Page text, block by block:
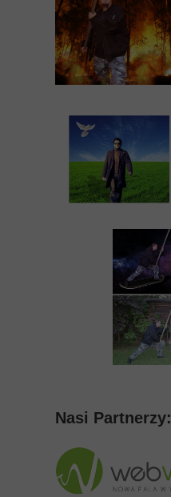
Nasi Partnerzy: